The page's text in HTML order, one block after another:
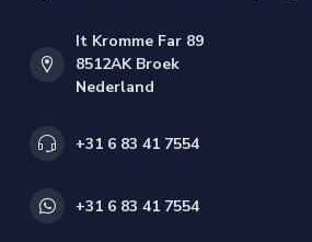
It Kromme Far 89
8512AK Broek
Nederland
+31 6 83 41 7554
+31 6 83 41 7554